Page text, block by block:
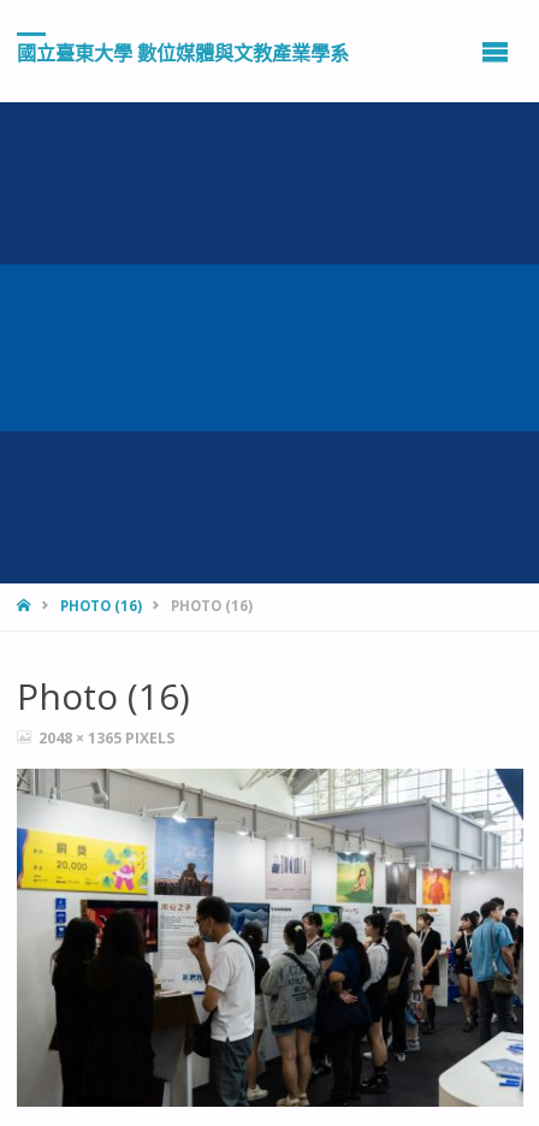
國立臺東大學 數位媒體與文教產業學系
HOMEPHOTO (16) PHOTO (16)
Photo (16)
FULL2048 × 1365 PIXELS